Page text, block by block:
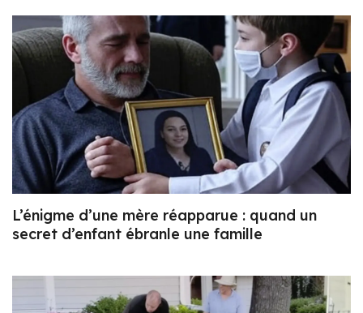
L’énigme d’une mère réapparue : quand un
secret d’enfant ébranle une famille